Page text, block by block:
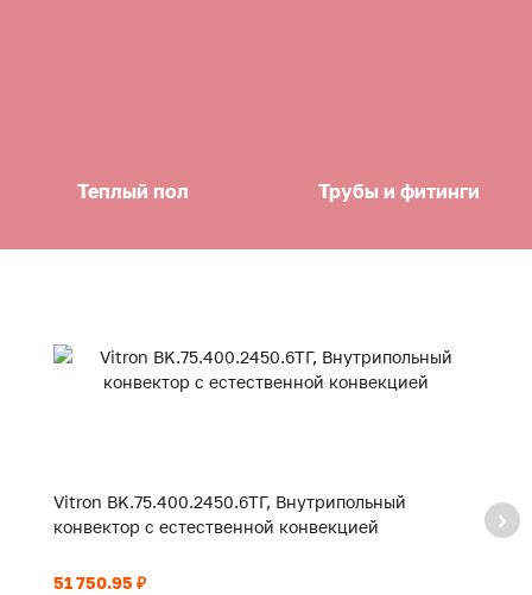
Теплый пол Трубы и фитинги
Vitron BK.75.400.2450.6ТГ, Внутрипольный
конвектор с естественной конвекцией
51 750.95 ₽